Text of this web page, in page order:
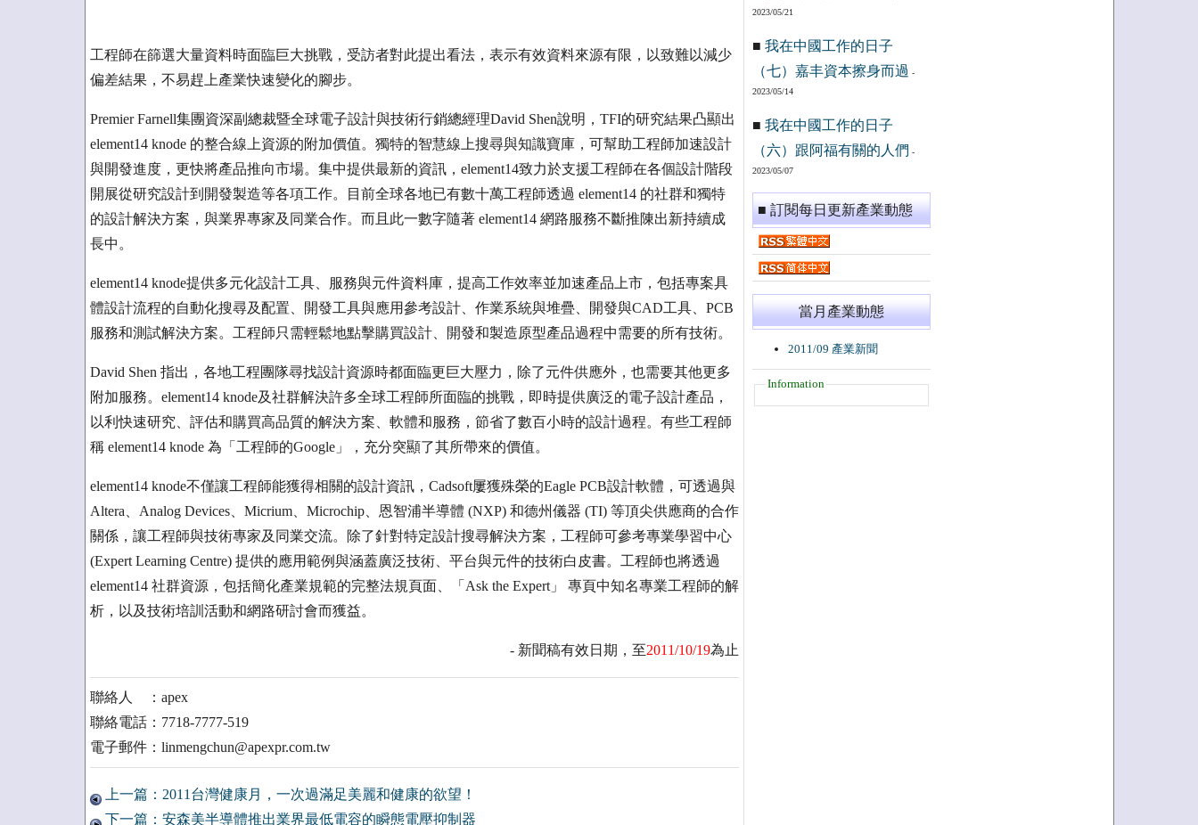
工程師在篩選大量資料時面臨巨大挑戰，受訪者對此提出看法，表示有效資料來源有限，以致難以減少
偏差結果，不易趕上產業快速變化的腳步。
Premier Farnell集團資深副總裁暨全球電子設計與技術行銷總經理David Shen說明，TFI的研究結果凸顯出
element14 knode 的整合線上資源的附加價值。獨特的智慧線上搜尋與知識寶庫，可幫助工程師加速設計
與開發進度，更快將產品推向市場。集中提供最新的資訊，element14致力於支援工程師在各個設計階段
開展從研究設計到開發製造等各項工作。目前全球各地已有數十萬工程師透過 element14 的社群和獨特
的設計解決方案，與業界專家及同業合作。而且此一數字隨著 element14 網路服務不斷推陳出新持續成
長中。
element14 knode提供多元化設計工具、服務與元件資料庫，提高工作效率並加速產品上市，包括專案具
體設計流程的自動化搜尋及配置、開發工具與應用參考設計、作業系統與堆疊、開發與CAD工具、PCB
服務和測試解決方案。工程師只需輕鬆地點擊購買設計、開發和製造原型產品過程中需要的所有技術。
David Shen 指出，各地工程團隊尋找設計資源時都面臨更巨大壓力，除了元件供應外，也需要其他更多
附加服務。element14 knode及社群解決許多全球工程師所面臨的挑戰，即時提供廣泛的電子設計產品，
以利快速研究、評估和購買高品質的解決方案、軟體和服務，節省了數百小時的設計過程。有些工程師
稱 element14 knode 為「工程師的Google」，充分突顯了其所帶來的價值。
element14 knode不僅讓工程師能獲得相關的設計資訊，Cadsoft屢獲殊榮的Eagle PCB設計軟體，可透過與
Altera、Analog Devices、Micrium、Microchip、恩智浦半導體 (NXP) 和德州儀器 (TI) 等頂尖供應商的合作
關係，讓工程師與技術專家及同業交流。除了針對特定設計搜尋解決方案，工程師可參考專業學習中心
(Expert Learning Centre) 提供的應用範例與涵蓋廣泛技術、平台與元件的技術白皮書。工程師也將透過
element14 社群資源，包括簡化產業規範的完整法規頁面、「Ask the Expert」 專頁中知名專業工程師的解
析，以及技術培訓活動和網路研討會而獲益。
- 新聞稿有效日期，至2011/10/19為止
聯絡人 ：apex
聯絡電話：7718-7777-519
電子郵件：linmengchun@apexpr.com.tw
上一篇：2011台灣健康月，一次過滿足美麗和健康的欲望！
下一篇：安森美半導體推出業界最低電容的瞬態電壓抑制器
2023/05/21
■ 我在中國工作的日子
（七）嘉丰資本擦身而過 -
2023/05/14
■ 我在中國工作的日子
（六）跟阿福有關的人們 -
2023/05/07
■ 訂閱每日更新產業動態
當月產業動態
2011/09 產業新聞
Information